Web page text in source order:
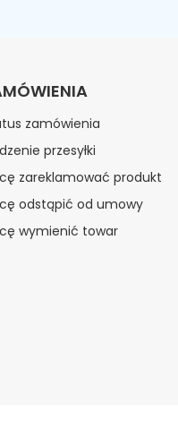
zamówienia
przesyłki
zareklamować produkt
odstąpić od umowy
wymienić towar